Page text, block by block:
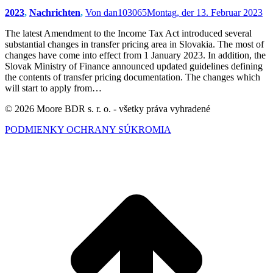
2023, Nachrichten, Von dan103065Montag, der 13. Februar 2023
The latest Amendment to the Income Tax Act introduced several
substantial changes in transfer pricing area in Slovakia. The most of
changes have come into effect from 1 January 2023. In addition, the
Slovak Ministry of Finance announced updated guidelines defining
the contents of transfer pricing documentation. The changes which
will start to apply from…
© 2026 Moore BDR s. r. o. - všetky práva vyhradené
PODMIENKY OCHRANY SÚKROMIA